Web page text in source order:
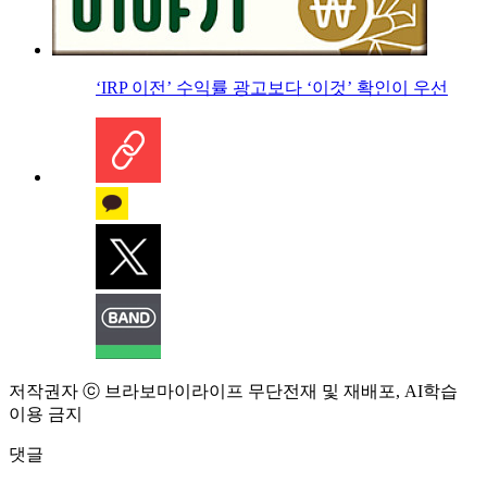
‘IRP 이전’ 수익률 광고보다 ‘이것’ 확인이 우선
저작권자 ⓒ 브라보마이라이프 무단전재 및 재배포, AI학습
이용 금지
댓글